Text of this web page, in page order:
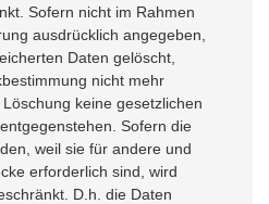
Sofern nicht im Rahmen
ausdrücklich angegeben,
Daten gelöscht,
nicht mehr
keine gesetzlichen
Sofern die
weil sie für andere und
erforderlich sind, wird
D.h. die Daten